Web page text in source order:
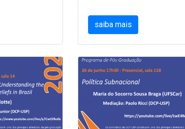
saiba mais